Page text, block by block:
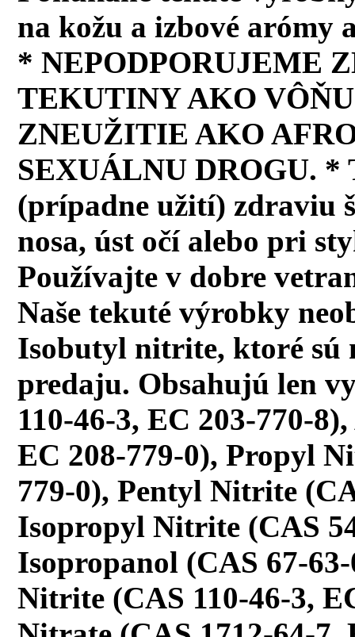
na kožu a izbové arómy
* NEPODPORUJEME
TEKUTINY AKO
ZNEUŽITIE AKO
SEXUÁLNU DROGU. *
(prípadne užití) zdraviu
nosa, úst očí alebo pri
Používajte v dobre
Naše tekuté výrobky
Isobutyl nitrite, ktoré sú
predaju. Obsahujú len
110-46-3, EC 203-770-
EC 208-779-0), Propyl
779-0), Pentyl Nitrite
Isopropyl Nitrite (CAS
Isopropanol (CAS 67-
Nitrite (CAS 110-46-3,